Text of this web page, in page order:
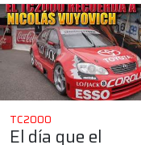
TC2000
El día que el